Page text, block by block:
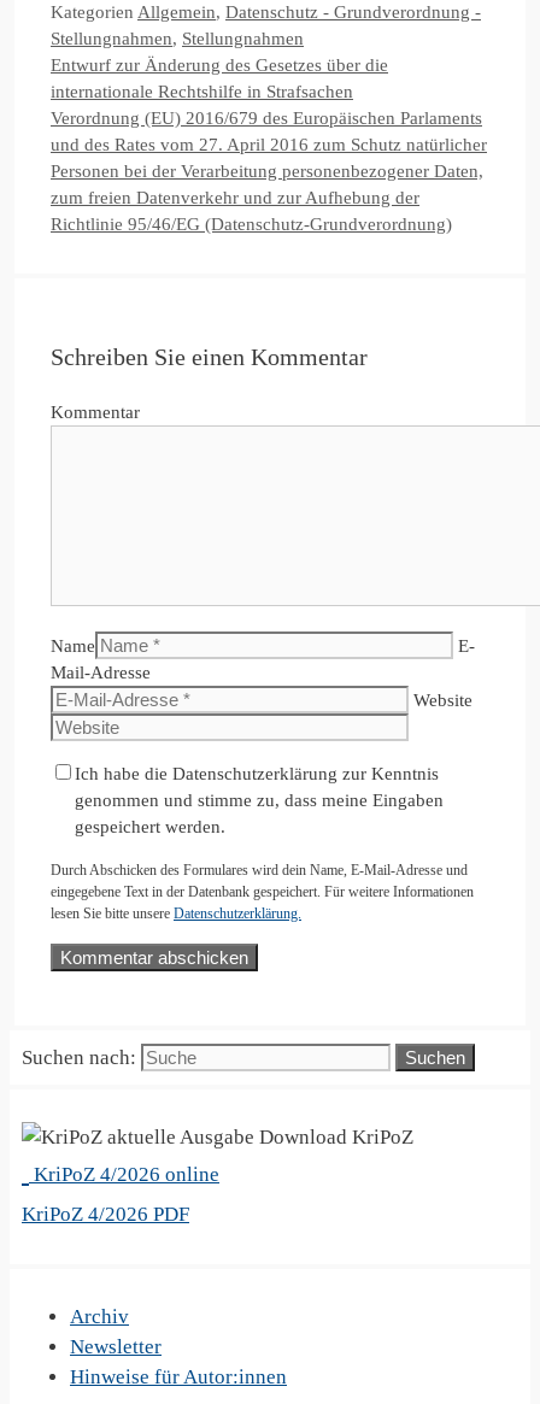
Kategorien Allgemein, Datenschutz - Grundverordnung -
Stellungnahmen, Stellungnahmen
Entwurf zur Änderung des Gesetzes über die
internationale Rechtshilfe in Strafsachen
Verordnung (EU) 2016/679 des Europäischen Parlaments
und des Rates vom 27. April 2016 zum Schutz natürlicher
Personen bei der Verarbeitung personenbezogener Daten,
zum freien Datenverkehr und zur Aufhebung der
Richtlinie 95/46/EG (Datenschutz-Grundverordnung)
Schreiben Sie einen Kommentar
Kommentar
Name
E-
Mail-Adresse
Website
Ich habe die Datenschutzerklärung zur Kenntnis
genommen und stimme zu, dass meine Eingaben
gespeichert werden.
Durch Abschicken des Formulares wird dein Name, E-Mail-Adresse und
eingegebene Text in der Datenbank gespeichert. Für weitere Informationen
lesen Sie bitte unsere Datenschutzerklärung.
Suchen nach:
KriPoZ
KriPoZ 4/2026 online
KriPoZ 4/2026 PDF
Archiv
Newsletter
Hinweise für Autor:innen